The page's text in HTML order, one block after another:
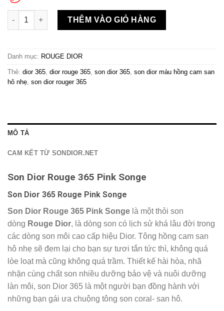
Son Dior Rouge 365 Pink Songe số lượng
THÊM VÀO GIỎ HÀNG
Danh mục: ROUGE DIOR
Thẻ: dior 365 dior rouge 365 son dior 365 son dior màu hồng cam san
hô nhẹ son dior rouger 365
MÔ TẢ
CAM KẾT TỪ SONDIOR.NET
Son Dior Rouge 365 Pink Songe
Son Dior 365 Rouge Pink Songe
Son Dior Rouge 365 Pink Songe là một thỏi son
dòng Rouge Dior, là dòng son có lịch sử khá lâu đời trong
các dòng son môi cao cấp hiệu Dior. Tông hồng cam san
hô nhẹ sẽ đem lại cho bạn sự tươi tắn tức thì, không quá
lòe loạt mà cũng không quá trầm. Thiết kế hài hòa, nhã
nhặn cùng chất son nhiều dưỡng bảo vệ và nuôi dưỡng
làn môi, son Dior 365 là một người bạn đồng hành với
những bạn gái ưa chuộng tông son coral- san hô.